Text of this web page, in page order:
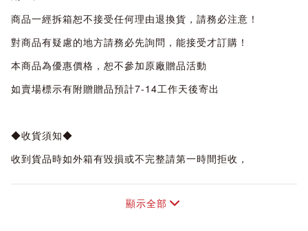
商品一經拆箱恕不接受任何理由退換貨，請務必注意！
對商品有疑慮的地方請務必先詢問，能接受才訂購！
本商品為優惠價格，恕不參加原廠贈品活動
如賣場標示有附贈贈品預計7-14工作天後寄出
◆收貨須知◆
收到貨品時如外箱有毀損或不完整請第一時間拒收，
一經收貨，購買人即須負保管責任，
本店有7天猶豫期，7日過後商品若有問題即進入原廠保固狀
顯示全部